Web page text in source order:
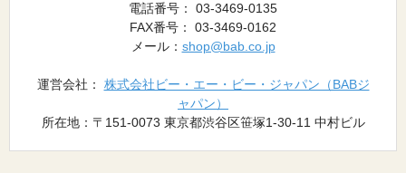
電話番号： 03-3469-0135
FAX番号： 03-3469-0162
メール： shop@bab.co.jp
運営会社： 株式会社ビー・エー・ビー・ジャパン（BABジ
ャパン）
所在地：〒151-0073 東京都渋谷区笹塚1-30-11 中村ビル